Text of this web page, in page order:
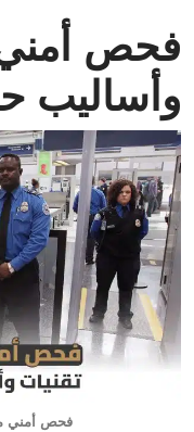
فحص أمني
وأساليب
فحص أمني